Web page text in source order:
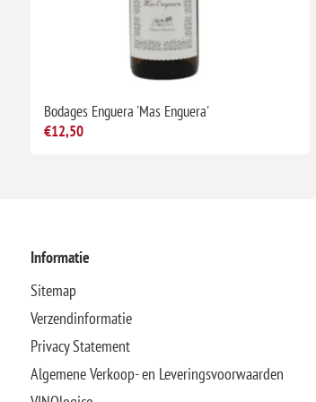
Bodages Enguera 'Mas Enguera'
€12,50
Informatie
Sitemap
Verzendinformatie
Privacy Statement
Algemene Verkoop- en Leveringsvoorwaarden